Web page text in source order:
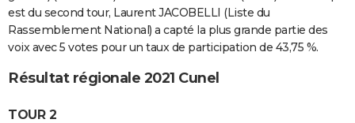
est du second tour, Laurent JACOBELLI (Liste du
Rassemblement National) a capté la plus grande partie des
voix avec 5 votes pour un taux de participation de 43,75 %.
Résultat régionale 2021 Cunel
TOUR 2